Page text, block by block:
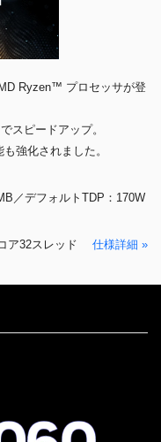
Ryzen™ プロセッサが登
スピードアップ。
強化されました。
／デフォルトTDP：170W
ア32スレッド 仕様詳細 »